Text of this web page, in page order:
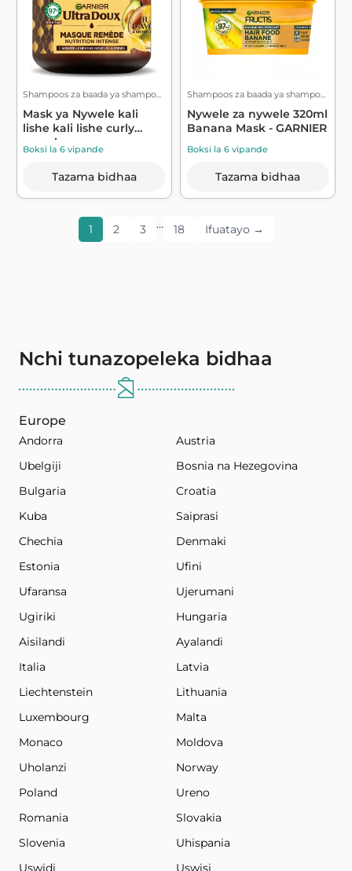
Shampoos za baada ya shampo...
Mask ya Nywele kali
lishe kali lishe curly
nywele avo...
Boksi la 6 vipande
Tazama bidhaa
Shampoos za baada ya shampo...
Nywele za nywele 320ml
Banana Mask - GARNIER
Boksi la 6 vipande
Tazama bidhaa
1 2 3 … 18 Ifuatayo →
Nchi tunazopeleka bidhaa
Europe
Andorra
Austria
Ubelgiji
Bosnia na Hezegovina
Bulgaria
Croatia
Kuba
Saiprasi
Chechia
Denmaki
Estonia
Ufini
Ufaransa
Ujerumani
Ugiriki
Hungaria
Aisilandi
Ayalandi
Italia
Latvia
Liechtenstein
Lithuania
Luxembourg
Malta
Monaco
Moldova
Uholanzi
Norway
Poland
Ureno
Romania
Slovakia
Slovenia
Uhispania
Uswidi
Uswisi